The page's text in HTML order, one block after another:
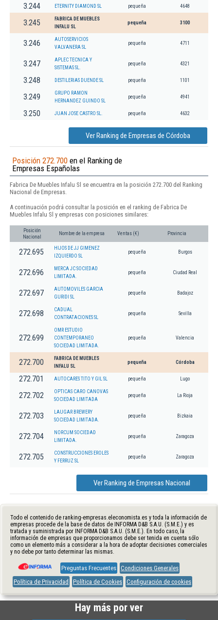
3.244 ETERNITY DIAMOND SL pequeña 4648
3.245
FABRICA DE MUEBLES
INFALU SL
pequeña 3100
3.246
AUTOSERVICIOS
VALVANERA SL
pequeña 4711
3.247
APLEC TECNICA Y
SISTEMAS SL.
pequeña 4321
3.248 DESTILERIAS DUENDE SL pequeña 1101
3.249
GRUPO RAMON
HERNANDEZ GUINDO SL
pequeña 4941
3.250 JUAN JOSE CASTRO SL. pequeña 4632
Ver Ranking de Empresas de Córdoba
Posición 272.700 en el Ranking de
Empresas Españolas
Fabrica De Muebles Infalu Sl se encuentra en la posición 272.700 del Ranking
Nacional de Empresas.
A continuación podrá consultar la posición en el ranking de Fabrica De
Muebles Infalu Sl y empresas con posiciones similares:
Posición
Nacional
Nombre de la empresa Ventas (€) Provincia
272.695
HIJOS DE JJ GIMENEZ
IZQUIERDO SL
pequeña Burgos
272.696
MERCA JC SOCIEDAD
LIMITADA.
pequeña Ciudad Real
272.697
AUTOMOVILES GARCIA
GURIDI SL
pequeña Badajoz
272.698
CADUAL
CONTRATACIONES SL
pequeña Sevilla
272.699
OMR ESTUDIO
CONTEMPORANEO
SOCIEDAD LIMITADA.
pequeña Valencia
272.700
FABRICA DE MUEBLES
INFALU SL
pequeña Córdoba
272.701 AUTOCARES TITO Y GIL SL pequeña Lugo
272.702
OPTICAS CARO CANOVAS
SOCIEDAD LIMITADA
pequeña La Rioja
272.703
LAUGAR BREWERY
SOCIEDAD LIMITADA.
pequeña Bizkaia
272.704
NORCUM SOCIEDAD
LIMITADA.
pequeña Zaragoza
272.705
CONSTRUCCIONES EROLES
Y FERRUZ SL
pequeña Zaragoza
Ver Ranking de Empresas Nacional
Todo el contenido de ranking-empresas.eleconomista.es y toda la información de
empresas procede de la base de datos de INFORMA D&B S.A.U. (S.M.E.) y es
tratada y suministrada por INFORMA D&B S.A.U. (S.M.E.). En todo caso, la
información de empresas que proporcionamos debe ser tenida en cuenta sólo
como un elemento más a considerar a la hora de adoptar decisiones comerciales
y no debe por tanto determinar las mismas.
Preguntas Frecuentes Condiciones Generales
Política de Privacidad
Política de Cookies Configuración de cookies
Hay más por ver